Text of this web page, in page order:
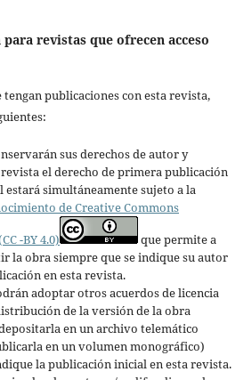
revistas que ofrecen acceso
publicaciones con esta revista,
sus derechos de autor y
el derecho de primera publicación
estará simultáneamente sujeto a la
de Creative Commons
-BY 4.0)
que permite a
la obra siempre que se indique su autor
en esta revista.
adoptar otros acuerdos de licencia
de la versión de la obra
en un archivo telemático
en un volumen monográfico)
la publicación inicial en esta revista.